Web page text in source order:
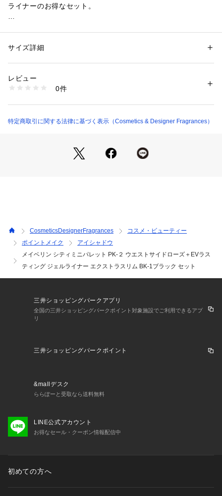
ライナーのお得なセット。
ーからヌーディーカラーまで捨て色なしの6色により、様々な
【EVラスティング ジェルライナー エクストラスリム BK-1ブ
かり密着し、水や涙に強い処方です。まつ毛の間やまぶたのキ
性別：レディース
商品番号：
0100001300038 （ショップ）
サイズ詳細
レビュー
0件
特定商取引に関する法律に基づく表示（Cosmetics & Designer Fragrances）
CosmeticsDesignerFragrances
コスメ・ビューティー
ポイントメイク
アイシャドウ
メイベリン シティミニパレット PK-２ ウエストサイドローズ＋EVラス
ティング ジェルライナー エクストラスリム BK-1ブラック セット
三井ショッピングパークアプリ
全国の三井ショッピングパークポイント対象施設でご利用できるアプ
リ
三井ショッピングパークポイント
&mallデスク
ららぽーと受取なら送料無料
LINE公式アカウント
お得なセール・クーポン情報配信中
初めての方へ